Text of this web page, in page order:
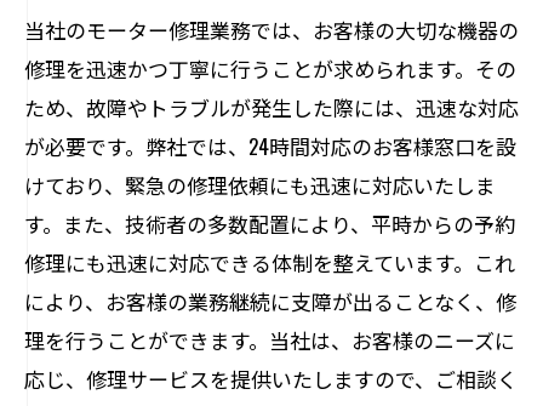
当社のモーター修理業務では、お客様の大切な機器の
修理を迅速かつ丁寧に行うことが求められます。その
ため、故障やトラブルが発生した際には、迅速な対応
が必要です。弊社では、24時間対応のお客様窓口を設
けており、緊急の修理依頼にも迅速に対応いたしま
す。また、技術者の多数配置により、平時からの予約
修理にも迅速に対応できる体制を整えています。これ
により、お客様の業務継続に支障が出ることなく、修
理を行うことができます。当社は、お客様のニーズに
応じ、修理サービスを提供いたしますので、ご相談く